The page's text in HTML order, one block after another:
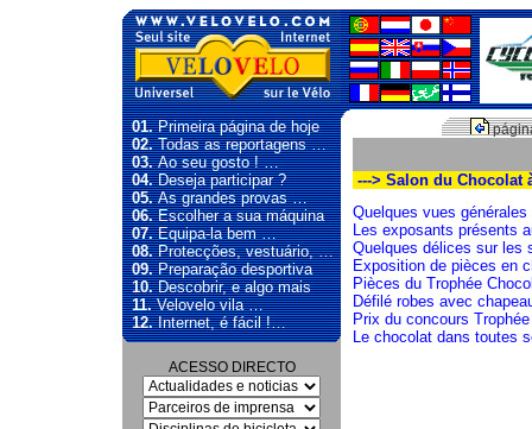
01.Primeira página de hoje
02.Todas as reportagens …
03.Ao seu gosto ! …
04.Deseja participar ?
05.As grandes provas …
06.Escolher a sua máquina
07.Equipa-la bem …
08.Protecções, vestuário, …
09.Preparação desportiva
10.Descobrir, e algo mais
11.Velovelo vila …
12.Internet, é fácil !…
ACESSO DIRECTO
---> Salon du Chocolat
Quelques vues générales
Les exposants présents
Quelques délices sur les
Exposition de pièces en
Pièces du Trophée
Défilé robes avec
Prix du concours
Le chocolat dans toutes